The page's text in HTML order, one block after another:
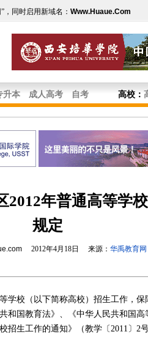
，同时启用新域名： Www.Huaue.Com
升本 成人高考 自考 高校：
2012年普通高等学
规定
2012年4月18日 来源： 华禹教育网
校（以下简称高校）招生工作，保
和国教育法》、《中华人民共和国高
招生工作的通知》（教学〔2011〕2